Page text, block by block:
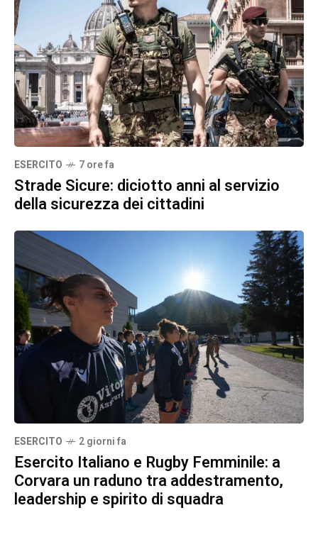
ESERCITO 7 ore fa
Strade Sicure: diciotto anni al servizio
della sicurezza dei cittadini
ESERCITO 2 giorni fa
Esercito Italiano e Rugby Femminile: a
Corvara un raduno tra addestramento,
leadership e spirito di squadra